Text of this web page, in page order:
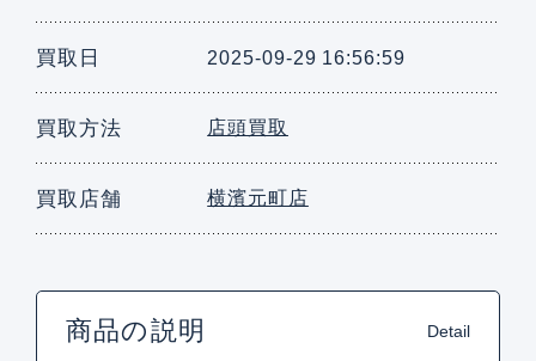
買取日 2025-09-29 16:56:59
買取方法 店頭買取
買取店舗 横濱元町店
商品の説明 Detail